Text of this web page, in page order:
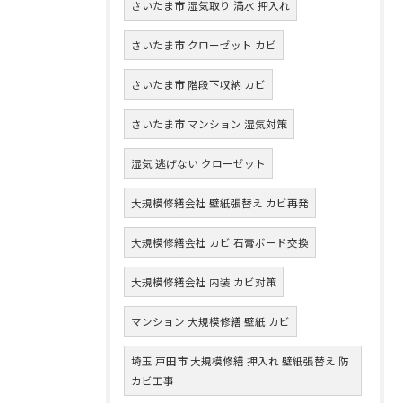
さいたま市 湿気取り 満水 押入れ
さいたま市 クローゼット カビ
さいたま市 階段下収納 カビ
さいたま市 マンション 湿気対策
湿気 逃げない クローゼット
大規模修繕会社 壁紙張替え カビ再発
大規模修繕会社 カビ 石膏ボード交換
大規模修繕会社 内装 カビ対策
マンション 大規模修繕 壁紙 カビ
埼玉 戸田市 大規模修繕 押入れ 壁紙張替え 防
カビ工事